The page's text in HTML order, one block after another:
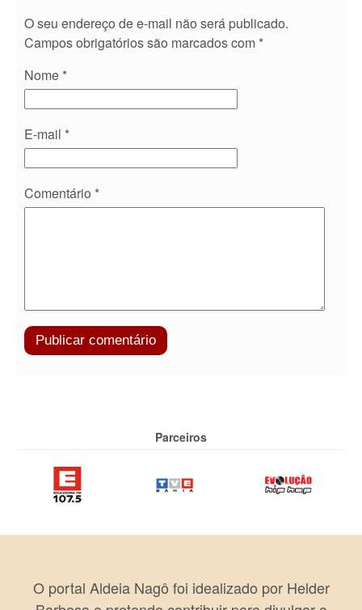
O seu endereço de e-mail não será publicado.
Campos obrigatórios são marcados com *
Nome *
E-mail *
Comentário *
Parceiros
O portal Aldeia Nagô foi idealizado por Helder